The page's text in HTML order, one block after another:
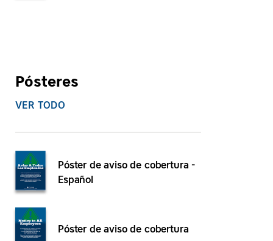
Pósteres
VER TODO
Póster de aviso de cobertura -
Español
Póster de aviso de cobertura